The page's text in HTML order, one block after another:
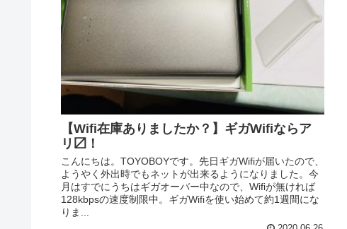
【Wifi在庫ありましたか？】ギガWifiならア
リ〼！
こんにちは。TOYOBOYです。先日ギガWifiが届いたので、
ようやく外出時でもネットが出来るようになりました。今
月はすでにうちはギガオーバー中なので、Wifiが無ければ
128kbpsの速度制限中。ギガWifiを使い始めて約1週間にな
りま...